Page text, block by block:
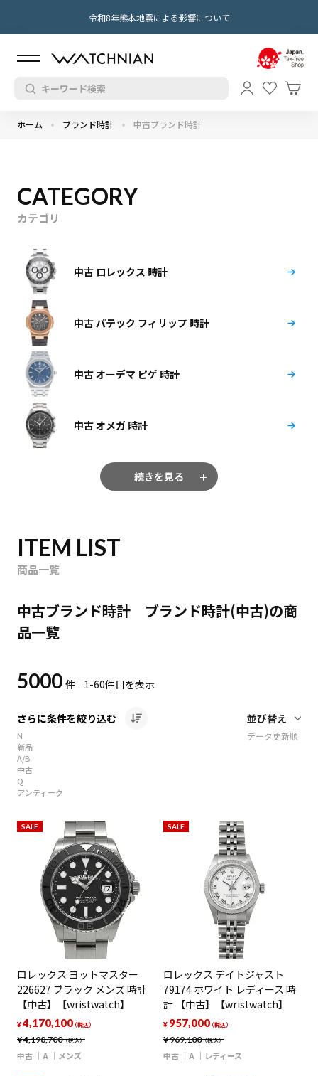
令和8年熊本地震による影響について
ホーム ブランド時計 中古ブランド時計
CATEGORY
カテゴリ
中古 ロレックス 時計
中古 パテック フィリップ 時計
中古 オーデマ ピゲ 時計
中古 オメガ 時計
続きを見る
ITEM LIST
商品一覧
中古ブランド時計 ブランド時計(中古)の商
品一覧
5000 件 1-60件目を表示
さらに条件を絞り込む
N
新品
A/B
中古
Q
アンティーク
データ更新順
SALE
ロレックス ヨットマスター
226627 ブラック メンズ 時計
【中古】【wristwatch】
¥4,198,700（税込）
¥4,170,100（税込）
中古 A メンズ
SALE
ロレックス デイトジャスト
79174 ホワイト レディース 時
計 【中古】【wristwatch】
¥969,100（税込）
¥ 957,000（税込）
中古 A レディース